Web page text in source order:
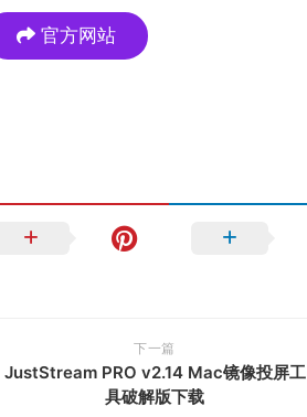
官方网站
下一篇
JustStream PRO v2.14 Mac镜像投屏工
具破解版下载